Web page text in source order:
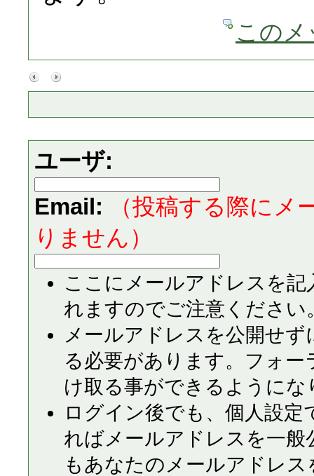
この
ユーザ:
Email:
（投稿する際に
りません）
ここにメールアドレスを
れますのでご注意ください
メールアドレスを公開せ
る必要があります。フォ
け取る事ができるようにな
ログイン後でも、個人設
ればメールアドレスを一
もあなたのメールアドレ